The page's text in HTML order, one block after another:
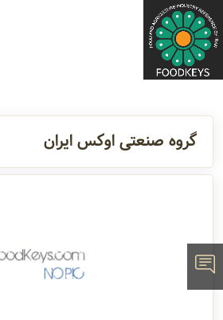
×
معرفی
و اطلاعات
گروه صنعتی اوکس ایران